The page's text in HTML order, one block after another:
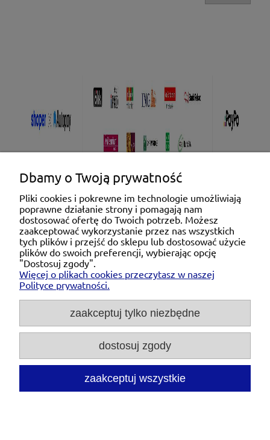
Pomoc
Moje konto
Płatności i dostawa
O nas
Michał Niedźwiecki Dobra Armatura, ul. Krakowska
28d/5, 71-021 Szczecin, woj. zachodniopomorskie,
697476240pon. - pt. 08:00-18:00 |
Mail:kontakt@dobraarmatura.pl
Dbamy o Twoją prywatność
Pliki cookies i pokrewne im technologie umożliwiają
poprawne działanie strony i pomagają nam
dostosować ofertę do Twoich potrzeb. Możesz
zaakceptować wykorzystanie przez nas wszystkich
tych plików i przejść do sklepu lub dostosować użycie
plików do swoich preferencji, wybierając opcję
"Dostosuj zgody".
Więcej o plikach cookies przeczytasz w naszej
Polityce prywatności.
zaakceptuj tylko niezbędne
dostosuj zgody
zaakceptuj wszystkie